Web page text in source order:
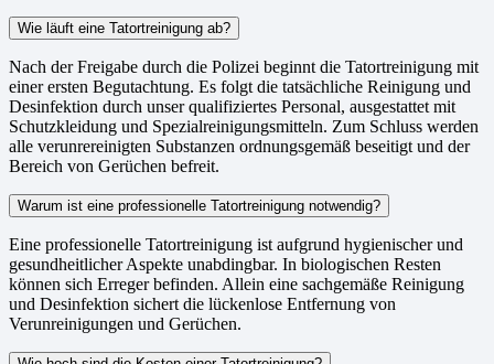
Wie läuft eine Tatortreinigung ab?
Nach der Freigabe durch die Polizei beginnt die Tatortreinigung mit
einer ersten Begutachtung. Es folgt die tatsächliche Reinigung und
Desinfektion durch unser qualifiziertes Personal, ausgestattet mit
Schutzkleidung und Spezialreinigungsmitteln. Zum Schluss werden
alle verunrereinigten Substanzen ordnungsgemäß beseitigt und der
Bereich von Gerüchen befreit.
Warum ist eine professionelle Tatortreinigung notwendig?
Eine professionelle Tatortreinigung ist aufgrund hygienischer und
gesundheitlicher Aspekte unabdingbar. In biologischen Resten
können sich Erreger befinden. Allein eine sachgemäße Reinigung
und Desinfektion sichert die lückenlose Entfernung von
Verunreinigungen und Gerüchen.